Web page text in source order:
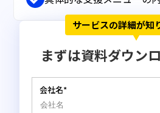
サービスの詳細が知
まずは資料ダウン
会社名*